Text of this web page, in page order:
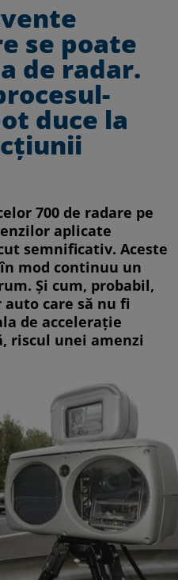
se poate
de radar.
duce la
700 de radare pe
aplicate
semnificativ. Aceste
mod continuu un
Și cum, probabil,
care să nu fi
de accelerație
riscul unei amenzi